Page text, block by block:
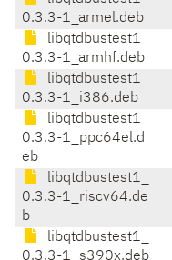
0.3.3-1_armel.deb
libqtdbustest1_
0.3.3-1_armhf.deb
libqtdbustest1_
0.3.3-1_i386.deb
libqtdbustest1_
0.3.3-1_ppc64el.d
eb
libqtdbustest1_
0.3.3-1_riscv64.de
b
libqtdbustest1_
0.3.3-1_s390x.deb